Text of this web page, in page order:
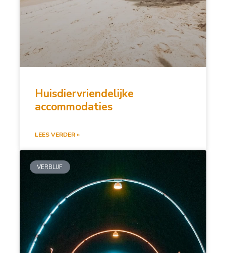
Huisdiervriendelijke
accommodaties
LEES VERDER »
VERBLIJF